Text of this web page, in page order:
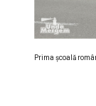
Prima școală